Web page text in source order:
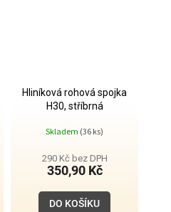
Hliníková rohová spojka
H30, stříbrná
Skladem (36 ks)
290 Kč bez DPH
350,90 Kč
DO KOŠÍKU